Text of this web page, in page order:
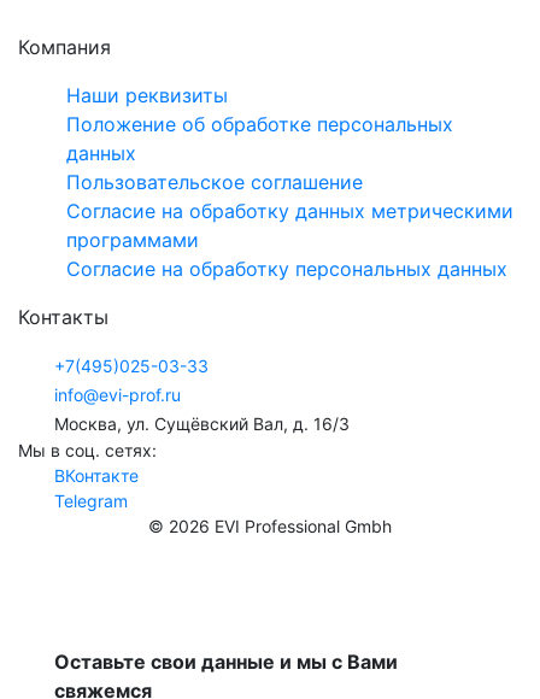
Компания
Наши реквизиты
Положение об обработке персональных
данных
Пользовательское соглашение
Согласие на обработку данных метрическими
программами
Согласие на обработку персональных данных
Контакты
+7(495)025-03-33
info@evi-prof.ru
Москва, ул. Сущёвский Вал, д. 16/3
Мы в соц. сетях:
ВКонтакте
Telegram
© 2026 EVI Professional Gmbh
Оставьте свои данные и мы с Вами
свяжемся